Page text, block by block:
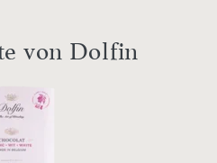
von Dolfin